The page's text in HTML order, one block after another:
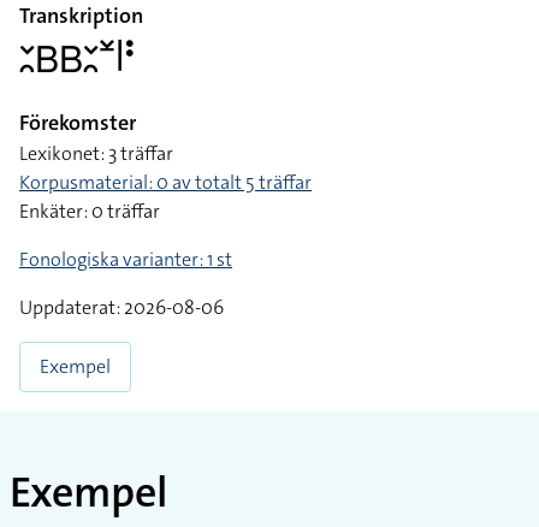
Transkription
􌥖􌥘􌤧􌤧􌥖􌥘􌥸􌥼􌥻
Förekomster
Lexikonet: 3 träffar
Korpusmaterial: 0 av totalt 5 träffar
Enkäter: 0 träffar
Fonologiska varianter: 1 st
Uppdaterat: 2026-08-06
Exempel
Exempel